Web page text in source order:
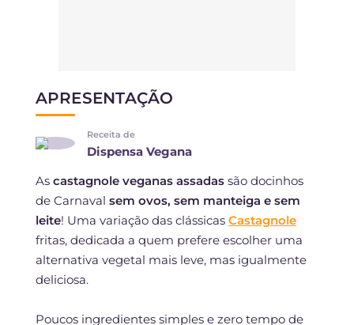
APRESENTAÇÃO
Receita de
Dispensa Vegana
As castagnole veganas assadassão docinhos
de Carnaval sem ovos, sem manteiga e sem
leite! Uma variação das clássicas Castagnole
fritas, dedicada a quem prefere escolher uma
alternativa vegetal mais leve, mas igualmente
deliciosa.
Poucos ingredientes simples e zero tempo de